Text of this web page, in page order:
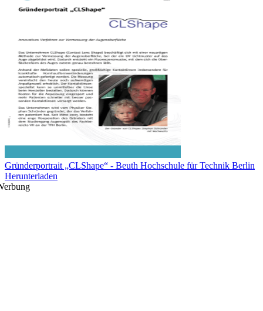
Gründerportrait „CLShape“ - Beuth Hochschule für Technik Berlin
Herunterladen